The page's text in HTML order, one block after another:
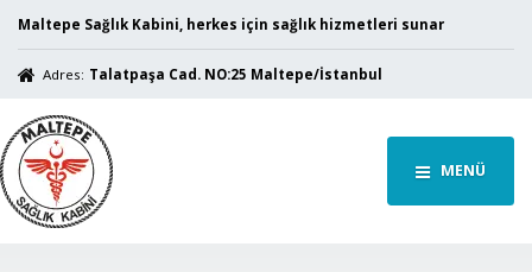
Maltepe Sağlık Kabini, herkes için sağlık hizmetleri sunar
Adres: Talatpaşa Cad. NO:25 Maltepe/İstanbul
MENÜ